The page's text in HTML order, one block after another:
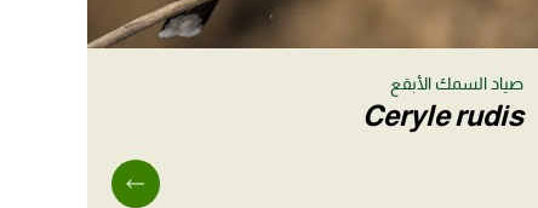
صياد السمك الأبقع
Ceryle rudis